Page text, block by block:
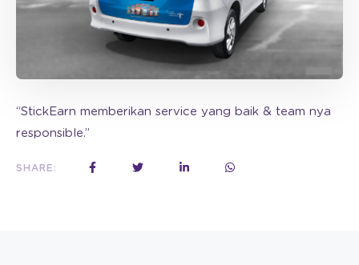
“StickEarn memberikan service yang baik & team nya
responsible.”
SHARE: